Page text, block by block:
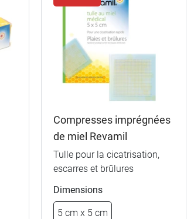
Compresses imprégnées
de miel Revamil
Tulle pour la cicatrisation,
escarres et brûlures
Dimensions
5 cm x 5 cm